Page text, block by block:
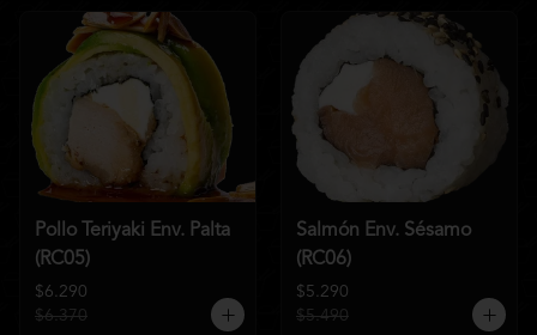
Pollo Teriyaki Env. Palta
(RC05)
$6.290
$6.370
Salmón Env. Sésamo
(RC06)
$5.290
$5.490